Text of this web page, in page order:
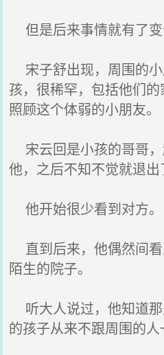
但是后来事情就有了变
宋子舒出现，周围的
孩，很稀罕，包括他们
照顾这个体弱的小朋友。
宋云回是小孩的哥哥
他，之后不知不觉就退出
他开始很少看到对方。
直到后来，他偶然间
陌生的院子。
听大人说过，他知道
的孩子从来不跟周围的人